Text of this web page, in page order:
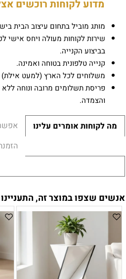
מדוע לקוחות רוכשים
מותג מוביל בתחום עיצוב הבית
שירות לקוחות מעולה ויחס אישי
בביצוע הקנייה.
קנייה טלפונית בטוחה ואמינה.
משלוחים לכל הארץ (למעט אילת)
פריסת תשלומים מרובה ונוחה ללא
והצמדה.
מה לקוחות אומרים עלינו
אנשים שצפו במוצר זה,